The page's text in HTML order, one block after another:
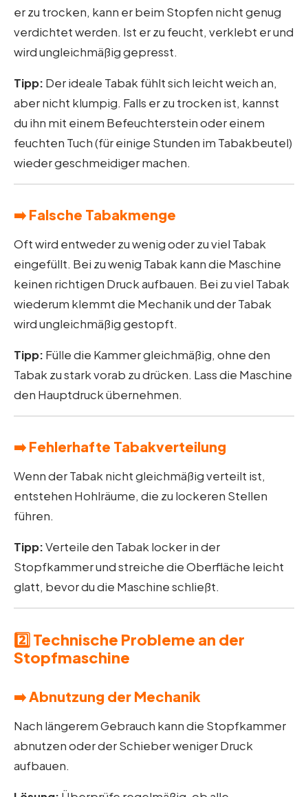
er zu trocken, kann er beim Stopfen nicht genug
verdichtet werden. Ist er zu feucht, verklebt er und
wird ungleichmäßig gepresst.
Tipp: Der ideale Tabak fühlt sich leicht weich an,
aber nicht klumpig. Falls er zu trocken ist, kannst
du ihn mit einem Befeuchterstein oder einem
feuchten Tuch (für einige Stunden im Tabakbeutel)
wieder geschmeidiger machen.
➡️ Falsche Tabakmenge
Oft wird entweder zu wenig oder zu viel Tabak
eingefüllt. Bei zu wenig Tabak kann die Maschine
keinen richtigen Druck aufbauen. Bei zu viel Tabak
wiederum klemmt die Mechanik und der Tabak
wird ungleichmäßig gestopft.
Tipp: Fülle die Kammer gleichmäßig, ohne den
Tabak zu stark vorab zu drücken. Lass die Maschine
den Hauptdruck übernehmen.
➡️ Fehlerhafte Tabakverteilung
Wenn der Tabak nicht gleichmäßig verteilt ist,
entstehen Hohlräume, die zu lockeren Stellen
führen.
Tipp:Verteile den Tabak locker in der
Stopfkammer und streiche die Oberfläche leicht
glatt, bevor du die Maschine schließt.
2️⃣ Technische Probleme an der
Stopfmaschine
➡️ Abnutzung der Mechanik
Nach längerem Gebrauch kann die Stopfkammer
abnutzen oder der Schieber weniger Druck
aufbauen.